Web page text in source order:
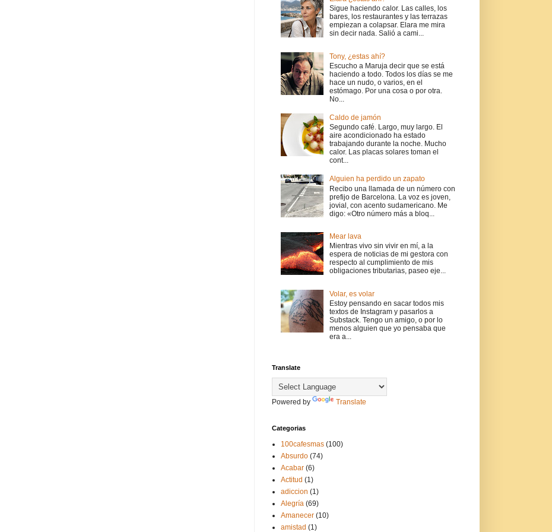
Sigue haciendo calor. Las calles, los
bares, los restaurantes y las terrazas
empiezan a colapsar. Elara me mira
sin decir nada. Salió a cami...
Tony, ¿estas ahí?
Escucho a Maruja decir que se está
haciendo a todo. Todos los días se me
hace un nudo, o varios, en el
estómago. Por una cosa o por otra.
No...
Caldo de jamón
Segundo café. Largo, muy largo. El
aire acondicionado ha estado
trabajando durante la noche. Mucho
calor. Las placas solares toman el
cont...
Alguien ha perdido un zapato
Recibo una llamada de un número con
prefijo de Barcelona. La voz es joven,
jovial, con acento sudamericano. Me
digo: «Otro número más a bloq...
Mear lava
Mientras vivo sin vivir en mí, a la
espera de noticias de mi gestora con
respecto al cumplimiento de mis
obligaciones tributarias, paseo eje...
Volar, es volar
Estoy pensando en sacar todos mis
textos de Instagram y pasarlos a
Substack. Tengo un amigo, o por lo
menos alguien que yo pensaba que
era a...
Translate
Powered by Translate
Categorias
100cafesmas (100)
Absurdo (74)
Acabar (6)
Actitud (1)
adiccion (1)
Alegría (69)
Amanecer (10)
amistad (1)